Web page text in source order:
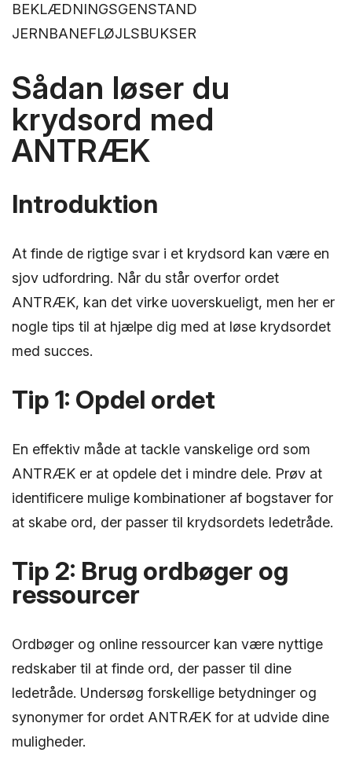
BEKLÆDNINGSGENSTAND
JERNBANEFLØJLSBUKSER
Sådan løser du
krydsord med
ANTRÆK
Introduktion
At finde de rigtige svar i et krydsord kan være en
sjov udfordring. Når du står overfor ordet
ANTRÆK, kan det virke uoverskueligt, men her er
nogle tips til at hjælpe dig med at løse krydsordet
med succes.
Tip 1: Opdel ordet
En effektiv måde at tackle vanskelige ord som
ANTRÆK er at opdele det i mindre dele. Prøv at
identificere mulige kombinationer af bogstaver for
at skabe ord, der passer til krydsordets ledetråde.
Tip 2: Brug ordbøger og
ressourcer
Ordbøger og online ressourcer kan være nyttige
redskaber til at finde ord, der passer til dine
ledetråde. Undersøg forskellige betydninger og
synonymer for ordet ANTRÆK for at udvide dine
muligheder.